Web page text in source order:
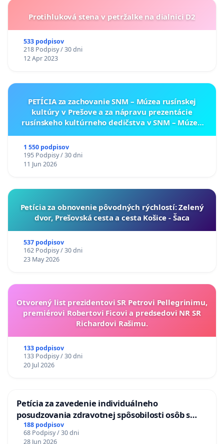
Protihluková stena v petržalke na dialnici D2
533 podpisov
218 Podpisy / 30 dni
12 Apr 2023
PETÍCIA za zachovanie SNM – Múzea rusínskej
kultúry v Prešove a za nápravu prezentácie
rusínskeho kultúrneho dedičstva v SNM – Múzeu
1 550 podpisov
195 Podpisy / 30 dni
11 Jun 2026
​Petícia za obnovenie pôvodných rýchlostí: Zelený
dvor, Prešovská cesta a cesta Košice - Šaca
537 podpisov
162 Podpisy / 30 dni
23 May 2026
Otvorený list prezidentovi SR Petrovi Pellegrinimu,
premiérovi Robertovi Ficovi a predsedovi NR SR
Richardovi Rašimu.
133 podpisov
133 Podpisy / 30 dni
20 Jul 2026
Petícia za zavedenie individuálneho
posudzovania zdravotnej spôsobilosti osôb s
diabetom 1. a 2. typu pri prijímaní do
Policajného zboru SR
188 podpisov
68 Podpisy / 30 dni
28 Jun 2026